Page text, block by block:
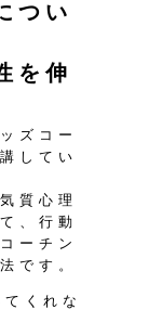
つい
を伸
ズコー
してい
質心理
、行動
ーチン
です。
くれな